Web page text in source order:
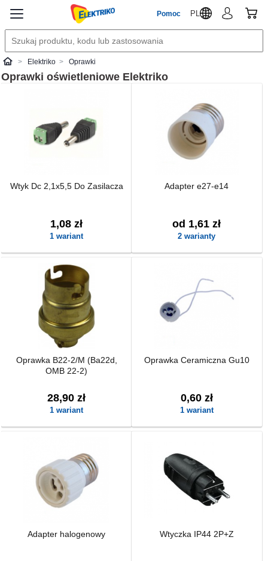
Pomoc PL
ElektrikoElektriko Oprawki
Oprawki oświetleniowe Elektriko
Wtyk Dc 2,1x5,5 Do Zasilacza
1,08 zł
1 wariant
Adapter e27-e14
od 1,61 zł
2 warianty
Oprawka B22-2/M (Ba22d,
OMB 22-2)
28,90 zł
1 wariant
Oprawka Ceramiczna Gu10
0,60 zł
1 wariant
Adapter halogenowy Wtyczka IP44 2P+Z